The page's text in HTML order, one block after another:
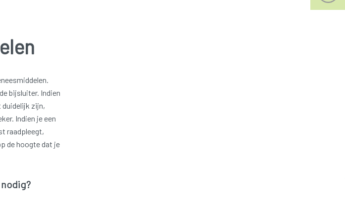
bijsluiter. Indien
duidelijk zijn,
Indien je een
raadpleegt,
de hoogte dat je